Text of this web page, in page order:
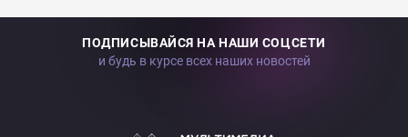
ПОДПИСЫВАЙСЯ НА НАШИ СОЦСЕТИ
и будь в курсе всех наших новостей